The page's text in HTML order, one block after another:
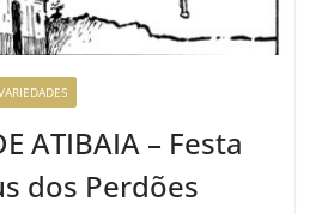
ATIBAIA – Festa
dos Perdões